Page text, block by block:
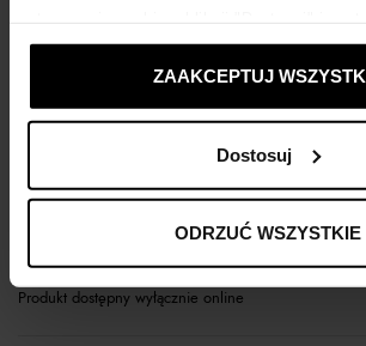
ustawienia prywatności.
ZAAKCEPTUJ
Dostosuj
ODRZUĆ WSZYSTKIE
Produkt dostępny wyłącznie online